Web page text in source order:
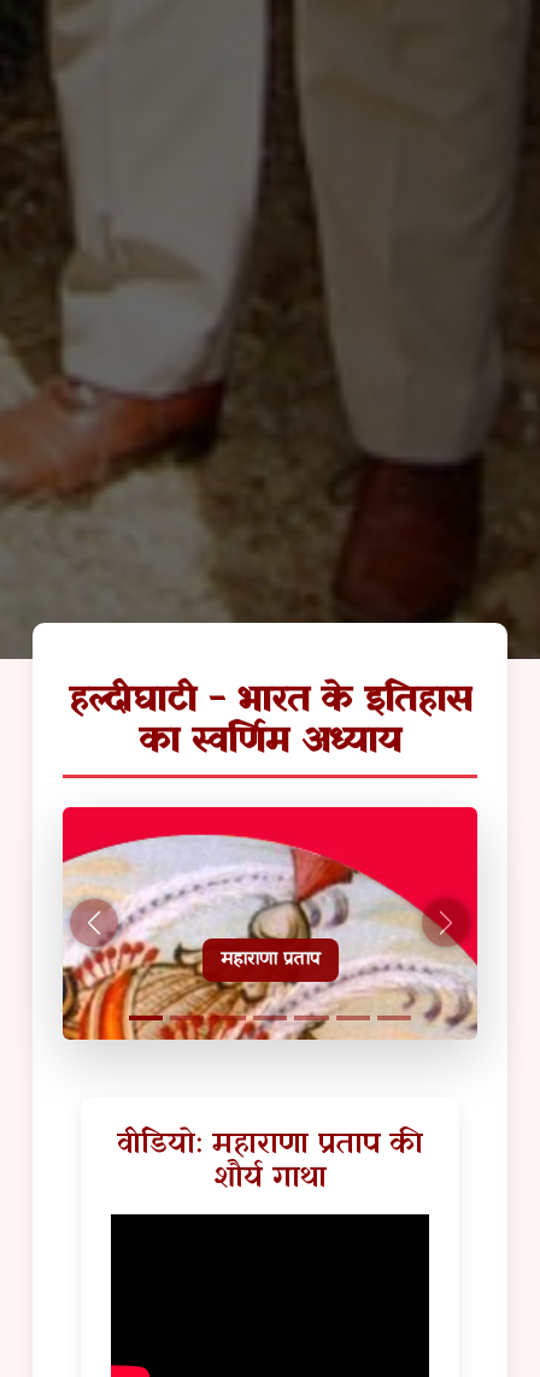
हल्दीघाटी - भारत के इतिहास
का स्वर्णिम अध्याय
हल्दीघाटी टूरिस्ट गाइड
वीडियो: महाराणा प्रताप की
शौर्य गाथा